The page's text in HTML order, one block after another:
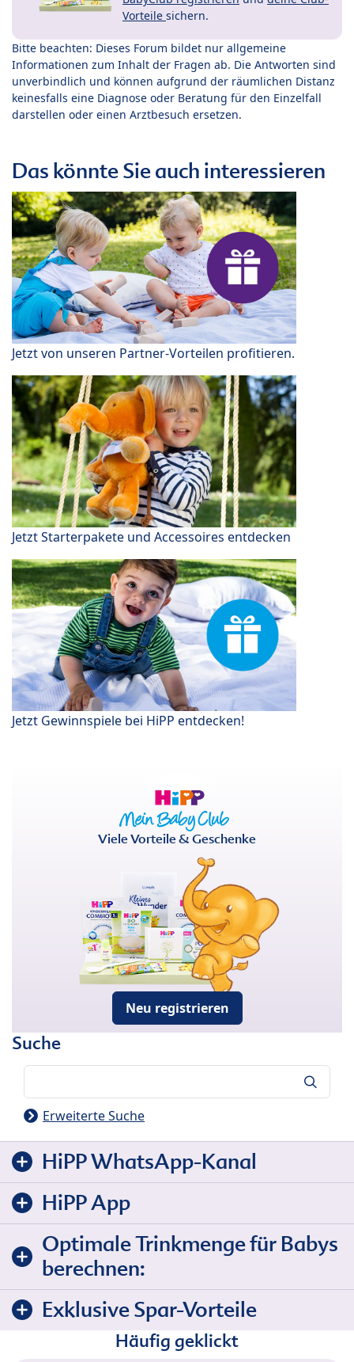
Vorteile sichern.
Bitte beachten: Dieses Forum bildet nur allgemeine
Informationen zum Inhalt der Fragen ab. Die Antworten sind
unverbindlich und können aufgrund der räumlichen Distanz
keinesfalls eine Diagnose oder Beratung für den Einzelfall
darstellen oder einen Arztbesuch ersetzen.
Das könnte Sie auch interessieren
Jetzt von unseren Partner-Vorteilen profitieren.
Jetzt Starterpakete und Accessoires entdecken
Jetzt Gewinnspiele bei HiPP entdecken!
Viele Vorteile & Geschenke
Neu registrieren
Suche
Erweiterte Suche
HiPP WhatsApp-Kanal
HiPP App
Optimale Trinkmenge für Babys
berechnen:
Exklusive Spar-Vorteile
Häufig geklickt